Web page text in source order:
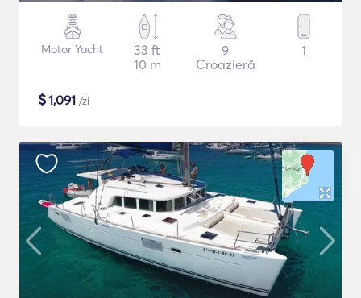
Motor Yacht
33 ft
10 m
9
Croazieră
1
$1,091 /zi